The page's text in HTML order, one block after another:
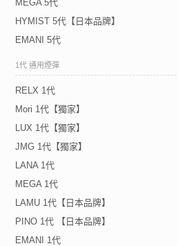
MEGA 5代
HYMIST 5代【日本品牌】
EMANI 5代
1代 通用煙彈
RELX 1代
Mori 1代【獨家】
LUX 1代【獨家】
JMG 1代【獨家】
LANA 1代
MEGA 1代
LAMU 1代【日本品牌】
PINO 1代 【日本品牌】
EMANI 1代